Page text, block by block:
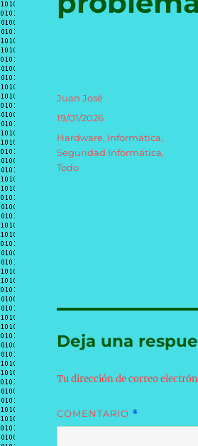
Autor
Juan José
Publicado
19/01/2026
Categorías
Hardware, Informática,
Seguridad Informática,
Todo
Deja una
Tu dirección de correo
COMENTARIO *